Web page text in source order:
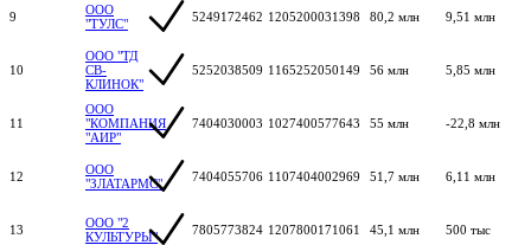
9
ООО
"ТУЛС"
5249172462 1205200031398 80,2 млн 9,51 млн
10
ООО "ТД
СВ-
КЛИНОК"
5252038509 1165252050149 56 млн 5,85 млн
11
ООО
"КОМПАНИЯ
"АИР"
7404030003 1027400577643 55 млн -22,8 млн
12
ООО
"ЗЛАТАРМС"
7404055706 1107404002969 51,7 млн 6,11 млн
13
ООО "2
КУЛЬТУРЫ"
7805773824 1207800171061 45,1 млн 500 тыс